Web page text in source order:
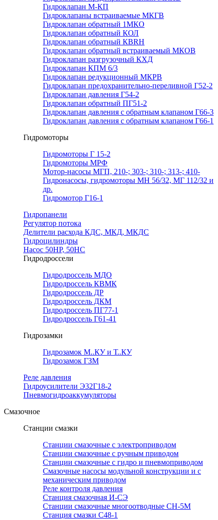
Гидроклапан М-КП
Гидроклапаны встраиваемые МКГВ
Гидроклапан обратный 1МКО
Гидроклапан обратный КОЛ
Гидроклапан обратный КВRН
Гидроклапан обратный встраиваемый МКОВ
Гидроклапан разгрузочный КХД
Гидроклапан КПМ 6/3
Гидроклапан редукционный МКРВ
Гидроклапан предохранительно-переливной Г52-2
Гидроклапан давления Г54-2
Гидроклапан обратный ПГ51-2
Гидроклапан давления с обратным клапаном Г66-3
Гидроклапан давления с обратным клапаном Г66-1
Гидромоторы
Гидромоторы Г 15-2
Гидромоторы МРФ
Мотор-насосы МГП, 210-; 303-; 310-; 313-; 410-
Гидронасосы, гидромоторы МН 56/32, МГ 112/32 и
др.
Гидромотор Г16-1
Гидропанели
Регулятор потока
Делители расхода КДС, МКД, МКДС
Гидроцилиндры
Насос 50НР, 50НС
Гидродроссели
Гидродроссель МДО
Гидродроссель КВМК
Гидродроссель ДР
Гидродроссель ДКМ
Гидродроссель ПГ77-1
Гидродроссель Г61-41
Гидрозамки
Гидрозамок М..КУ и Т..КУ
Гидрозамок ГЗМ
Реле давления
Гидроусилители Э32Г18-2
Пневмогидроаккумуляторы
Смазочное
Станции смазки
Станции смазочные с электроприводом
Станции смазочные с ручным приводом
Станции смазочные с гидро и пневмоприводом
Смазочные насосы модульной конструкции и с
механическим приводом
Реле контроля давления
Станция смазочная И-СЭ
Станции смазочные многоотводные СН-5М
Станция смазки С48-1